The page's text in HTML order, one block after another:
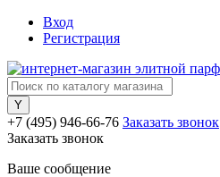
Вход
Регистрация
+7 (495) 946-66-76 Заказать звонок
Заказать звонок
Ваше сообщение